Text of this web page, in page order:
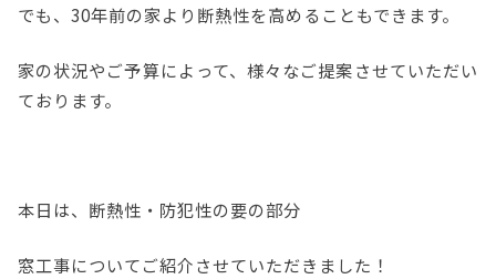
でも、30年前の家より断熱性を高めることもできます。
家の状況やご予算によって、様々なご提案させていただい
ております。
本日は、断熱性・防犯性の要の部分
窓工事についてご紹介させていただきました！